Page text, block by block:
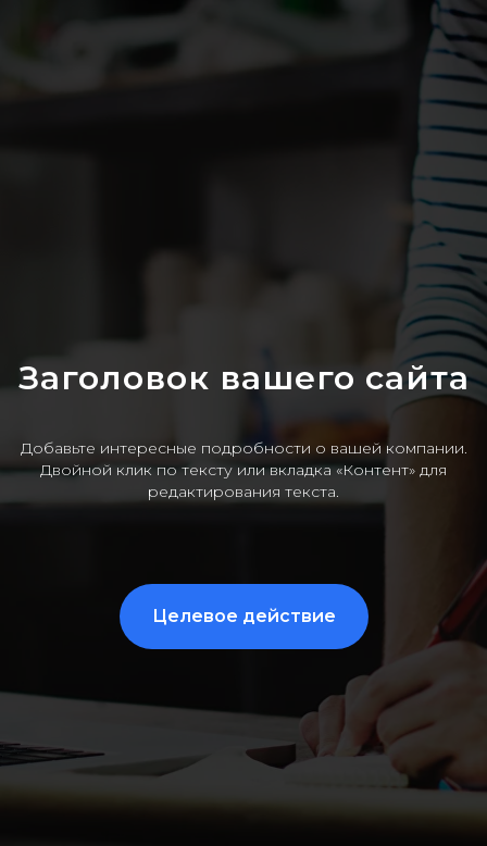
Заголовок вашего сайта
Добавьте интересные подробности о вашей компании.
Двойной клик по тексту или вкладка «Контент» для
редактирования текста.
Целевое действие